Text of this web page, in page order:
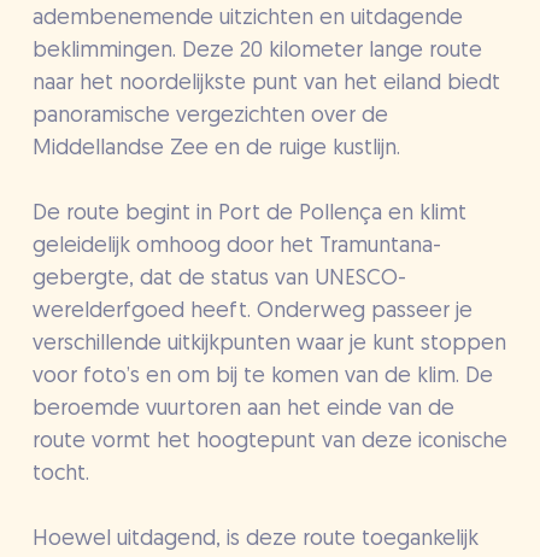
adembenemende uitzichten en uitdagende
beklimmingen. Deze 20 kilometer lange route
naar het noordelijkste punt van het eiland biedt
panoramische vergezichten over de
Middellandse Zee en de ruige kustlijn.
De route begint in Port de Pollença en klimt
geleidelijk omhoog door het Tramuntana-
gebergte, dat de status van UNESCO-
werelderfgoed heeft. Onderweg passeer je
verschillende uitkijkpunten waar je kunt stoppen
voor foto’s en om bij te komen van de klim. De
beroemde vuurtoren aan het einde van de
route vormt het hoogtepunt van deze iconische
tocht.
Hoewel uitdagend, is deze route toegankelijk